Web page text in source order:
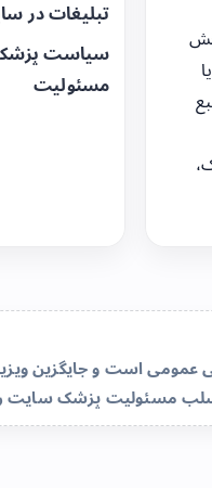
تبلیغات در
سیاست
مسئولیت
عمومی است و جایگزین
مسئولیت پزشک سایت